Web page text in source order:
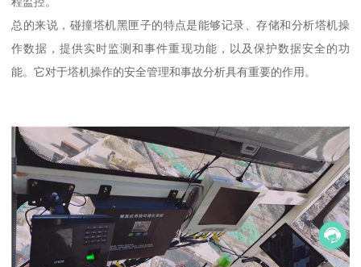
总的来说，碰撞塔机黑匣子的特点是能够记录、存储和分析塔机操
作数据，提供实时监测和事件重现功能，以及保护数据安全的功
能。它对于塔机操作的安全管理和事故分析具有重要的作用。